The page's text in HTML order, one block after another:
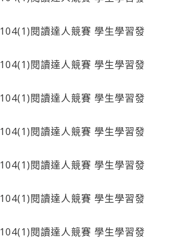
104(1)閱讀達人競賽 學生學習發
104(1)閱讀達人競賽 學生學習發
104(1)閱讀達人競賽 學生學習發
104(1)閱讀達人競賽 學生學習發
104(1)閱讀達人競賽 學生學習發
104(1)閱讀達人競賽 學生學習發
104(1)閱讀達人競賽 學生學習發